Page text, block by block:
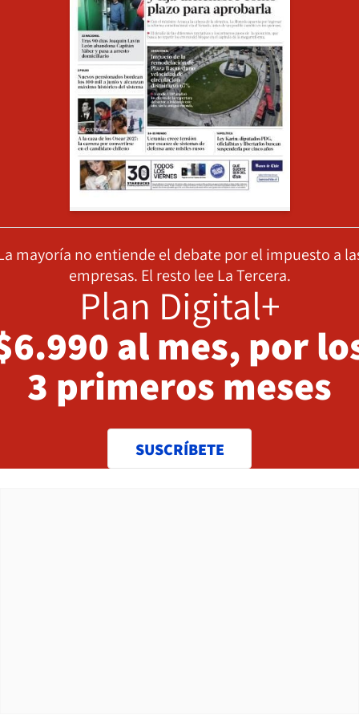
mayoría no entiende el debate por el impuesto a
empresas. El resto lee La Tercera.
Plan Digital+
al mes, por
3 primeros meses
SUSCRÍBETE